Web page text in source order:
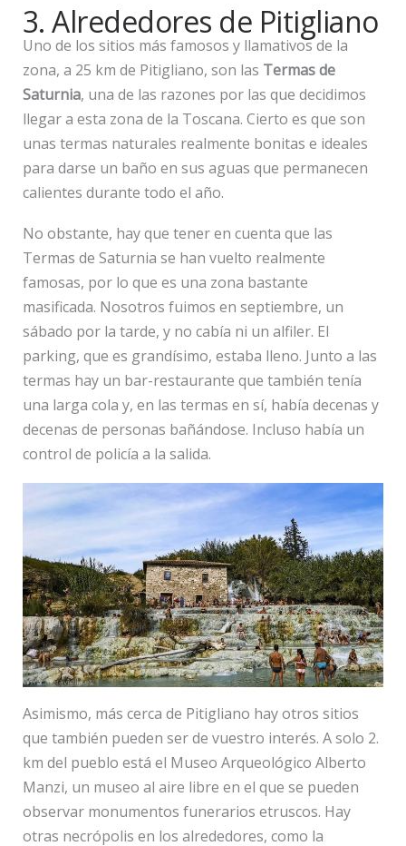
3. Alrededores de Pitigliano
Uno de los sitios más famosos y llamativos de la
zona, a 25 km de Pitigliano, son las Termas de
Saturnia, una de las razones por las que decidimos
llegar a esta zona de la Toscana. Cierto es que son
unas termas naturales realmente bonitas e ideales
para darse un baño en sus aguas que permanecen
calientes durante todo el año.
No obstante, hay que tener en cuenta que las
Termas de Saturnia se han vuelto realmente
famosas, por lo que es una zona bastante
masificada. Nosotros fuimos en septiembre, un
sábado por la tarde, y no cabía ni un alfiler. El
parking, que es grandísimo, estaba lleno. Junto a las
termas hay un bar-restaurante que también tenía
una larga cola y, en las termas en sí, había decenas y
decenas de personas bañándose. Incluso había un
control de policía a la salida.
Asimismo, más cerca de Pitigliano hay otros sitios
que también pueden ser de vuestro interés. A solo 2.
km del pueblo está el Museo Arqueológico Alberto
Manzi, un museo al aire libre en el que se pueden
observar monumentos funerarios etruscos. Hay
otras necrópolis en los alrededores, como la